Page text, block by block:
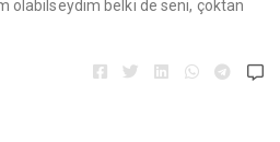
olabilseydim belki de seni, çoktan